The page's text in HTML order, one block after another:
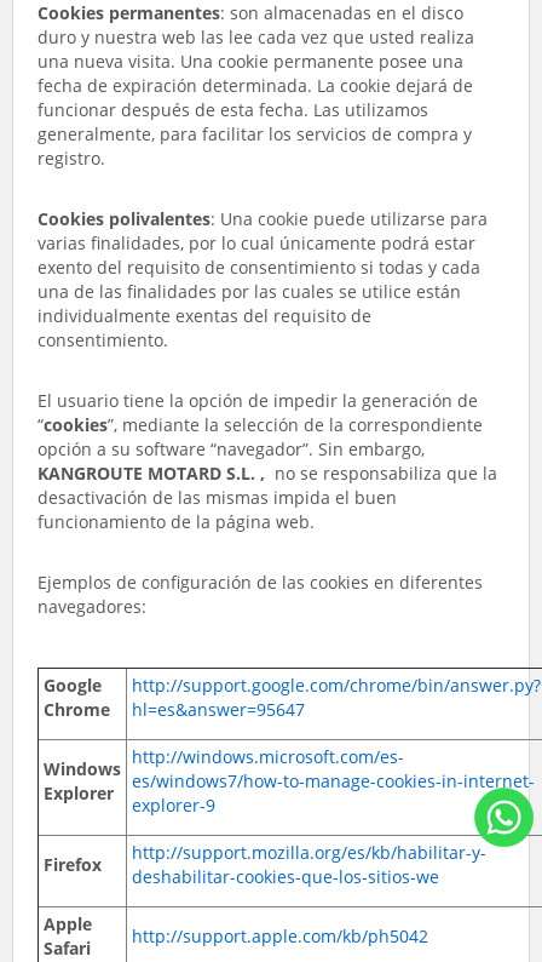
Cookies permanentes: son almacenadas en el disco
duro y nuestra web las lee cada vez que usted realiza
una nueva visita. Una cookie permanente posee una
fecha de expiración determinada. La cookie dejará de
funcionar después de esta fecha. Las utilizamos
generalmente, para facilitar los servicios de compra y
registro.
Cookies polivalentes: Una cookie puede utilizarse para
varias finalidades, por lo cual únicamente podrá estar
exento del requisito de consentimiento si todas y cada
una de las finalidades por las cuales se utilice están
individualmente exentas del requisito de
consentimiento.
El usuario tiene la opción de impedir la generación de
“cookies”, mediante la selección de la correspondiente
opción a su software “navegador”. Sin embargo,
KANGROUTE MOTARD S.L. , no se responsabiliza que la
desactivación de las mismas impida el buen
funcionamiento de la página web.
Ejemplos de configuración de las cookies en diferentes
navegadores:
Google
Chrome
http://support.google.com/chrome/bin/answer.py?
hl=es&answer=95647
Windows
Explorer
http://windows.microsoft.com/es-
es/windows7/how-to-manage-cookies-in-internet-
explorer-9
Firefox
http://support.mozilla.org/es/kb/habilitar-y-
deshabilitar-cookies-que-los-sitios-we
Apple
Safari
http://support.apple.com/kb/ph5042